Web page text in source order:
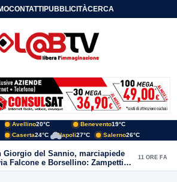
CONTATTIPUBBLICITÀCERCA
Avellino20°C Benevento19°C
Caserta24°C Napoli27°C Salerno26°C
Giorgio del Sannio, marciapiede
Falcone e Borsellino: Zampetti e
replicano alle polemiche
11 ORE FA